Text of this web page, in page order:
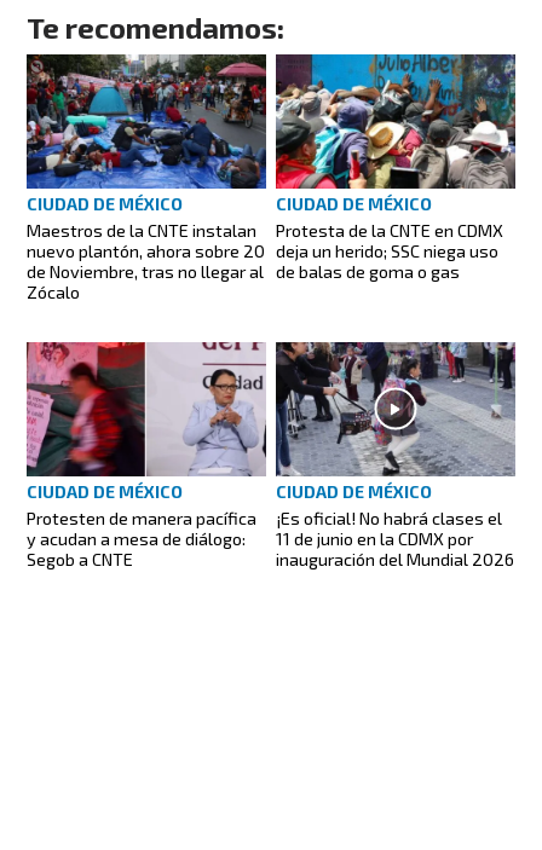
Te recomendamos:
CIUDAD DE MÉXICO
Maestros de la CNTE instalan
nuevo plantón, ahora sobre 20
de Noviembre, tras no llegar al
Zócalo
CIUDAD DE MÉXICO
Protesta de la CNTE en CDMX
deja un herido; SSC niega uso
de balas de goma o gas
CIUDAD DE MÉXICO
Protesten de manera pacífica
y acudan a mesa de diálogo:
Segob a CNTE
CIUDAD DE MÉXICO
¡Es oficial! No habrá clases el
11 de junio en la CDMX por
inauguración del Mundial 2026